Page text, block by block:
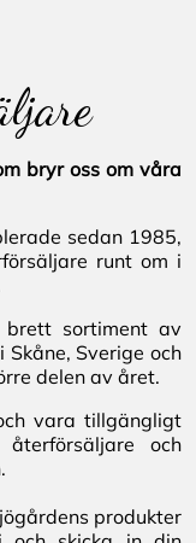
bryr oss om våra
sedan 1985,
runt om i
sortiment av
Skåne, Sverige och
delen av året.
vara tillgängligt
och
produkter